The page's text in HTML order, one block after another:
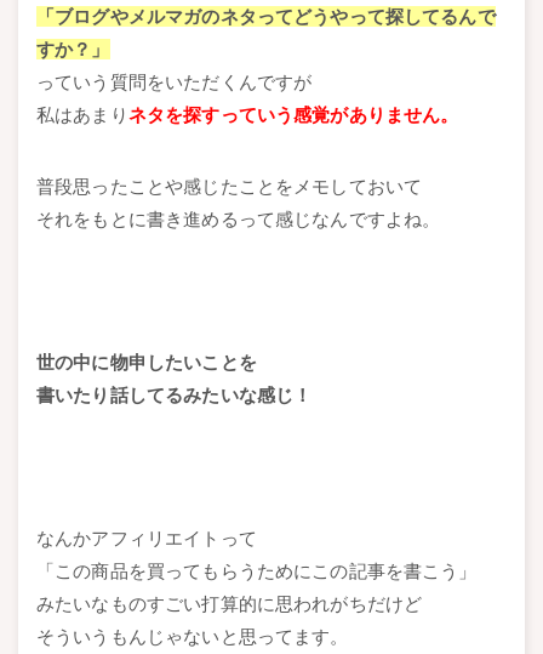
「ブログやメルマガのネタってどうやって探してるんで
すか？」
っていう質問をいただくんですが
私はあまりネタを探すっていう感覚がありません。
普段思ったことや感じたことをメモしておいて
それをもとに書き進めるって感じなんですよね。
世の中に物申したいことを
書いたり話してるみたいな感じ！
なんかアフィリエイトって
「この商品を買ってもらうためにこの記事を書こう」
みたいなものすごい打算的に思われがちだけど
そういうもんじゃないと思ってます。